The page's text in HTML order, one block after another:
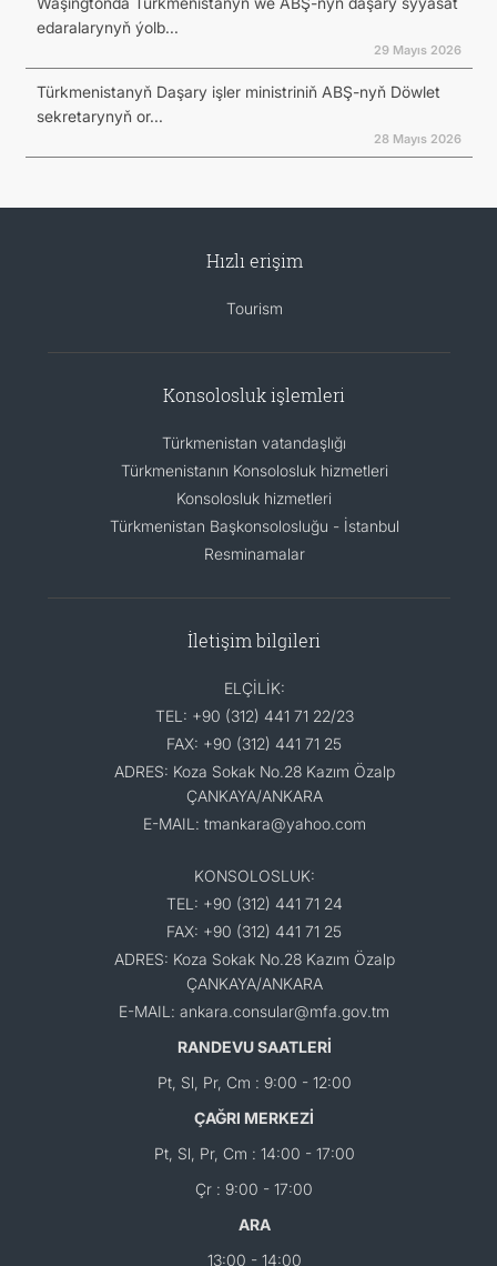
edaralarynyň ýolb...
29 Mayıs 2026
Türkmenistanyň Daşary işler ministriniň ABŞ-nyň Döwlet
sekretarynyň or...
28 Mayıs 2026
Hızlı erişim
Tourism
Konsolosluk işlemleri
Türkmenistan vatandaşlığı
Türkmenistanın Konsolosluk hizmetleri
Konsolosluk hizmetleri
Türkmenistan Başkonsolosluğu - İstanbul
Resminamalar
İletişim bilgileri
ELÇİLİK:
TEL: +90 (312) 441 71 22/23
FAX: +90 (312) 441 71 25
ADRES: Koza Sokak No.28 Kazım Özalp
ÇANKAYA/ANKARA
E-MAIL: tmankara@yahoo.com
KONSOLOSLUK:
TEL: +90 (312) 441 71 24
FAX: +90 (312) 441 71 25
ADRES: Koza Sokak No.28 Kazım Özalp
ÇANKAYA/ANKARA
E-MAIL: ankara.consular@mfa.gov.tm
RANDEVU SAATLERİ
Pt, Sl, Pr, Cm : 9:00 - 12:00
ÇAĞRI MERKEZİ
Pt, Sl, Pr, Cm : 14:00 - 17:00
Çr : 9:00 - 17:00
ARA
13:00 - 14:00